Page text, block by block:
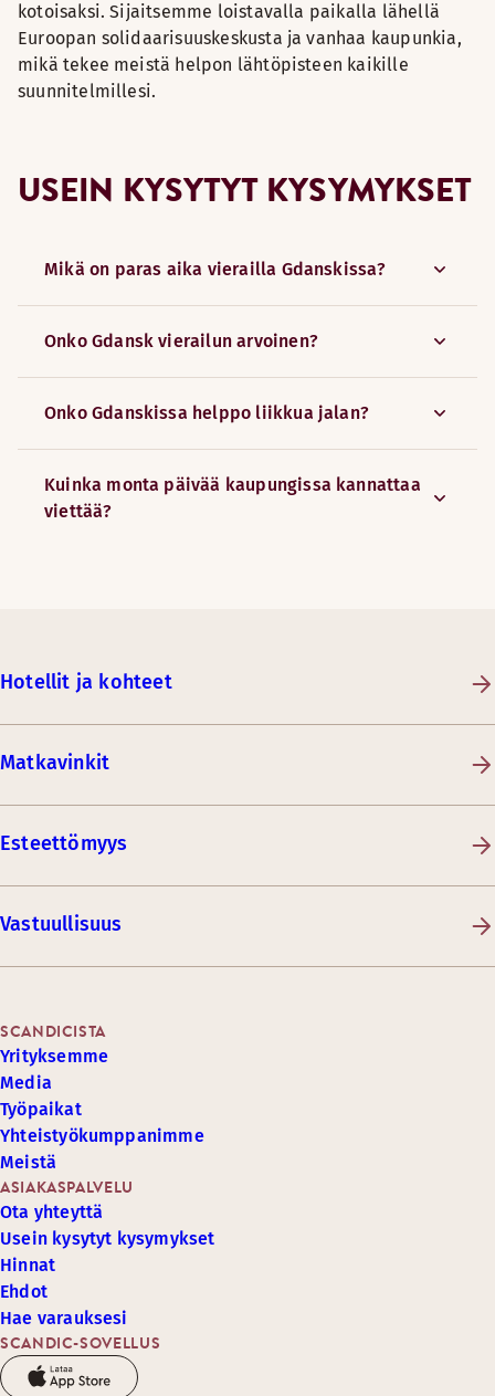
kotoisaksi. Sijaitsemme loistavalla paikalla lähellä
Euroopan solidaarisuuskeskusta ja vanhaa kaupunkia,
mikä tekee meistä helpon lähtöpisteen kaikille
suunnitelmillesi.
USEIN KYSYTYT KYSYMYKSET
Mikä on paras aika vierailla Gdanskissa?
Onko Gdansk vierailun arvoinen?
Onko Gdanskissa helppo liikkua jalan?
Kuinka monta päivää kaupungissa kannattaa
viettää?
Hotellit ja kohteet
Matkavinkit
Esteettömyys
Vastuullisuus
SCANDIC-SOVELLUS
ASIAKASPALVELU
Ota yhteyttä
Usein kysytyt kysymykset
Hinnat
Ehdot
Hae varauksesi
SCANDICISTA
Yrityksemme
Media
Työpaikat
Yhteistyökumppanimme
Meistä